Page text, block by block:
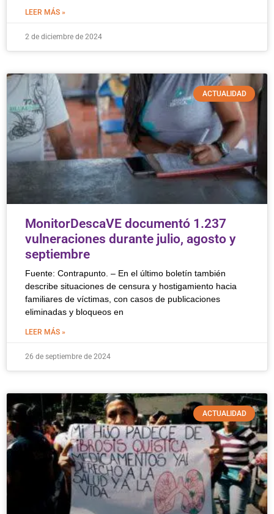
LEER MÁS »
2 de diciembre de 2024
ACTUALIDAD
MonitorDescaVE documentó 1.237
vulneraciones durante julio, agosto y
septiembre
Fuente: Contrapunto. – En el último boletín también
describe situaciones de censura y hostigamiento hacia
familiares de víctimas, con casos de publicaciones
eliminadas y bloqueos en
LEER MÁS »
26 de septiembre de 2024
ACTUALIDAD